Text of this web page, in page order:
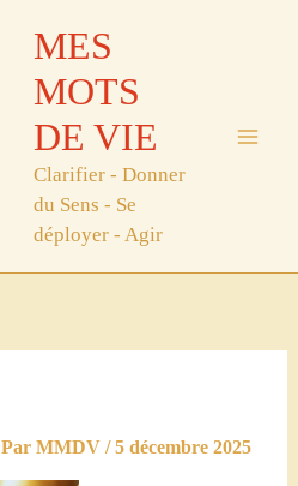
MES
MOTS
DE VIE
Clarifier - Donner
du Sens - Se
déployer - Agir
MMDV /5 décembre 2025